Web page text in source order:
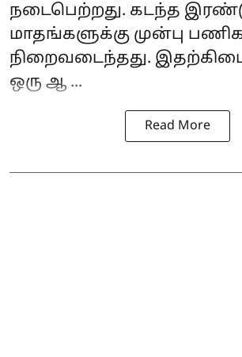
நடைபெற்றது. கடந்த
மாதங்களுக்கு முன்பு
நிறைவடைந்தது.
ஒரு ஆ ...
Read More